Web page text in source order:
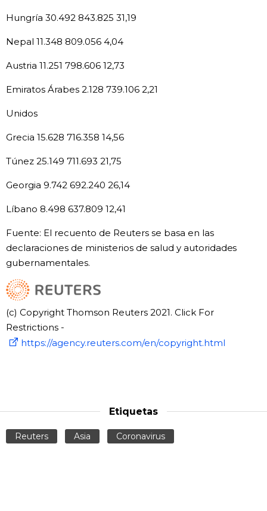
Hungría 30.492 843.825 31,19
Nepal 11.348 809.056 4,04
Austria 11.251 798.606 12,73
Emiratos Árabes 2.128 739.106 2,21
Unidos
Grecia 15.628 716.358 14,56
Túnez 25.149 711.693 21,75
Georgia 9.742 692.240 26,14
Líbano 8.498 637.809 12,41
Fuente: El recuento de Reuters se basa en las
declaraciones de ministerios de salud y autoridades
gubernamentales.
(c) Copyright Thomson Reuters 2021. Click For
Restrictions -
https://agency.reuters.com/en/copyright.html
Etiquetas
Reuters Asia Coronavirus